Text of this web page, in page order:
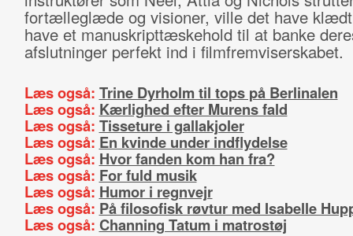
fortælleglæde og visioner, ville det have
have et manuskripttæskehold til at banke
afslutninger perfekt ind i filmfremviserskabet.
Læs også: Trine Dyrholm til tops på Berlinalen
Læs også: Kærlighed efter Murens fald
Læs også: Tisseture i gallakjoler
Læs også: En kvinde under indflydelse
Læs også: Hvor fanden kom han fra?
Læs også: For fuld musik
Læs også: Humor i regnvejr
Læs også: På filosofisk røvtur med Isabelle
Læs også: Channing Tatum i matrostøj